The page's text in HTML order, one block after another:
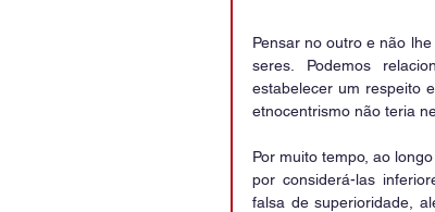
Pensar no outro e não
seres. Podemos
estabelecer um respeito
etnocentrismo não teria
Por muito tempo, ao
por considerá-las
falsa de superioridade,